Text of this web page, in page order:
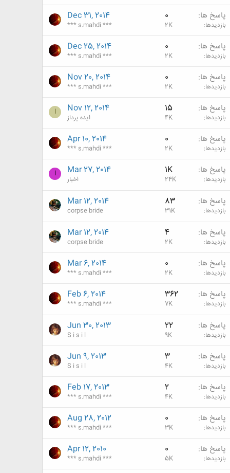
پاسخ ها 0
بازدیدها 2K
Dec 31, 2014
*** s.mahdi ***
پاسخ ها 0
بازدیدها 2K
Dec 25, 2014
*** s.mahdi ***
پاسخ ها 0
بازدیدها 2K
Nov 20, 2014
*** s.mahdi ***
پاسخ ها 15
بازدیدها 4K
Nov 12, 2014
ایده پرداز ا
پاسخ ها 0
بازدیدها 2K
Apr 10, 2014
*** s.mahdi ***
پاسخ ها 1K
بازدیدها 24K
Mar 27, 2014
اخبار ا
پاسخ ها 83
بازدیدها 31K
Mar 12, 2014
corpse bride
پاسخ ها 4
بازدیدها 2K
Mar 12, 2014
corpse bride
پاسخ ها 0
بازدیدها 2K
Mar 6, 2014
*** s.mahdi ***
پاسخ ها 362
بازدیدها 7K
Feb 6, 2014
*** s.mahdi ***
پاسخ ها 22
بازدیدها 9K
Jun 30, 2013
S i s i l
پاسخ ها 3
بازدیدها 4K
Jun 9, 2013
S i s i l
پاسخ ها 2
بازدیدها 4K
Feb 17, 2013
*** s.mahdi ***
پاسخ ها 0
بازدیدها 3K
Aug 28, 2012
*** s.mahdi ***
پاسخ ها 0
بازدیدها 5K
Apr 12, 2010
*** s.mahdi ***